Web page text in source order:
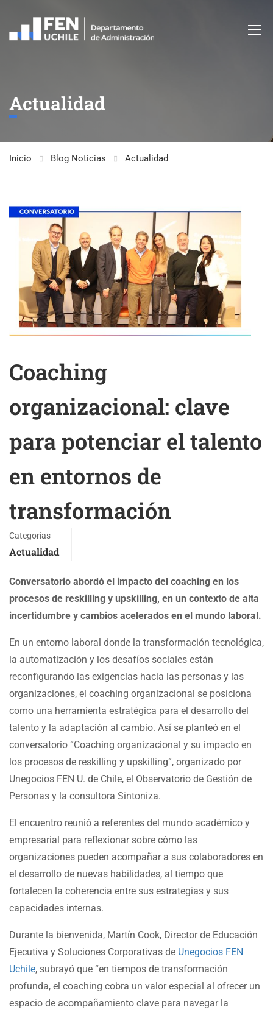
Actualidad
Inicio Blog Noticias Actualidad
Coaching
organizacional: clave
para potenciar el talento
en entornos de
transformación
Categorías
Actualidad
Conversatorio abordó el impacto del coaching en los
procesos de reskilling y upskilling, en un contexto de alta
incertidumbre y cambios acelerados en el mundo laboral.
En un entorno laboral donde la transformación tecnológica,
la automatización y los desafíos sociales están
reconfigurando las exigencias hacia las personas y las
organizaciones, el coaching organizacional se posiciona
como una herramienta estratégica para el desarrollo del
talento y la adaptación al cambio. Así se planteó en el
conversatorio “Coaching organizacional y su impacto en
los procesos de reskilling y upskilling”, organizado por
Unegocios FEN U. de Chile, el Observatorio de Gestión de
Personas y la consultora Sintoniza.
El encuentro reunió a referentes del mundo académico y
empresarial para reflexionar sobre cómo las
organizaciones pueden acompañar a sus colaboradores en
el desarrollo de nuevas habilidades, al tiempo que
fortalecen la coherencia entre sus estrategias y sus
capacidades internas.
Durante la bienvenida, Martín Cook, Director de Educación
Ejecutiva y Soluciones Corporativas de Unegocios FEN
Uchile, subrayó que “en tiempos de transformación
profunda, el coaching cobra un valor especial al ofrecer un
espacio de acompañamiento clave para navegar la